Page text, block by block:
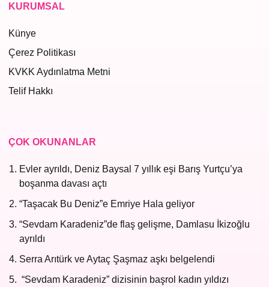
KURUMSAL
Künye
Çerez Politikası
KVKK Aydınlatma Metni
Telif Hakkı
ÇOK OKUNANLAR
Evler ayrıldı, Deniz Baysal 7 yıllık eşi Barış Yurtçu’ya
boşanma davası açtı
“Taşacak Bu Deniz”e Emriye Hala geliyor
“Sevdam Karadeniz”de flaş gelişme, Damlasu İkizoğlu
ayrıldı
Serra Arıtürk ve Aytaç Şaşmaz aşkı belgelendi
“Sevdam Karadeniz” dizisinin başrol kadın yıldızı